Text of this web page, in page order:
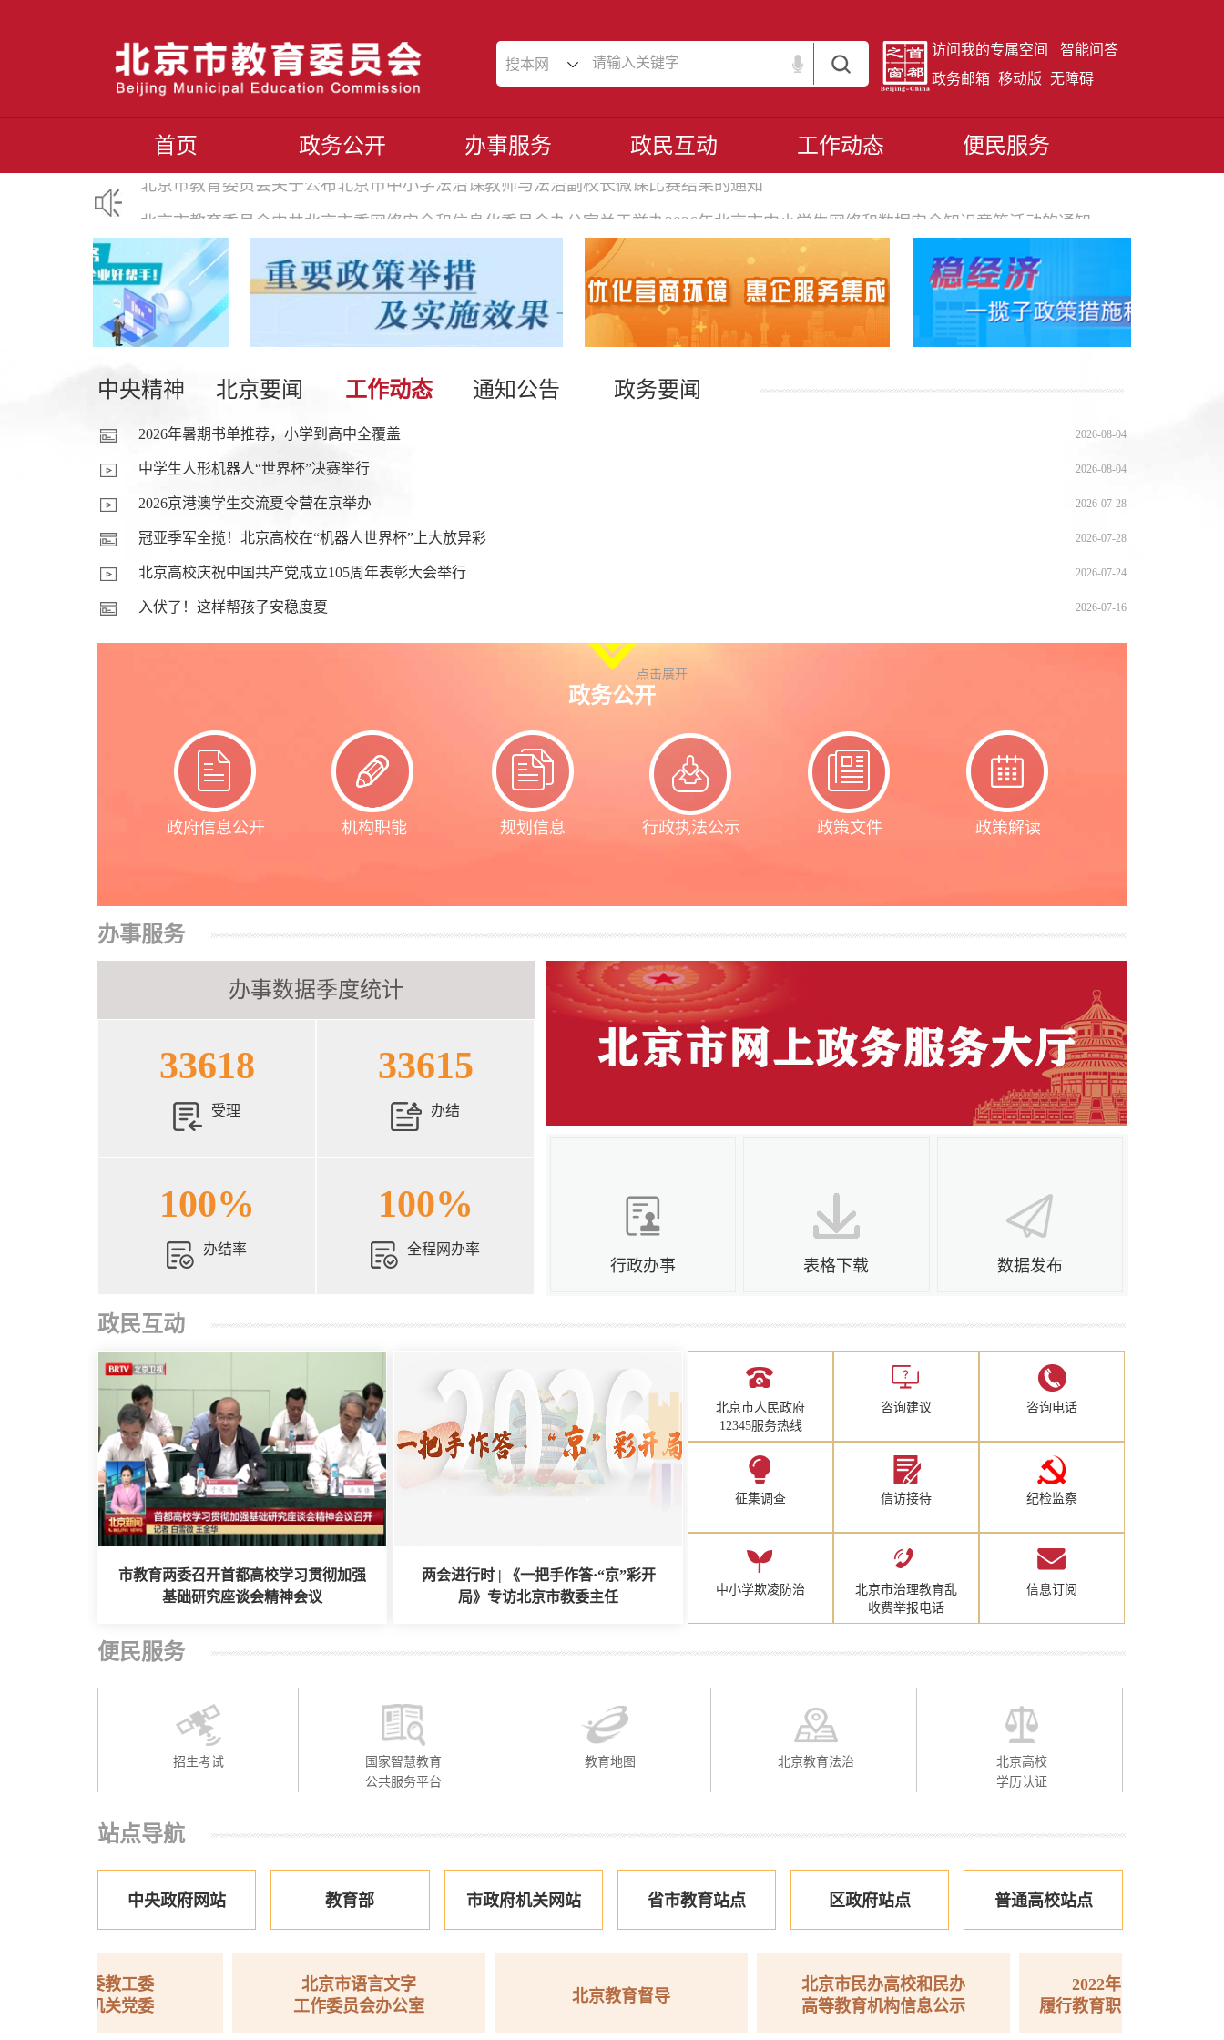
搜本网
访问我的专属空间
智能问答
政务邮箱 移动版 无障碍
首页 政务公开 办事服务 政民互动 工作动态 便民服务
北京市教育委员会关于公布北京市中小学法治课教师与法治副校长微课比赛结果的通知
中央精神 北京要闻 工作动态
2026年暑期书单推荐，小学到高中全覆盖 2026-08-04
中学生人形机器人“世界杯”决赛举行 2026-08-04
2026京港澳学生交流夏令营在京举办 2026-07-28
冠亚季军全揽！北京高校在“机器人世界杯”上大放异彩 2026-07-28
北京高校庆祝中国共产党成立105周年表彰大会举行 2026-07-24
入伏了！这样帮孩子安稳度夏 2026-07-16
通知公告 政务要闻
点击展开
政务公开
政府信息公开 机构职能 规划信息 行政执法公示 政策文件 政策解读
办事服务
办事数据季度统计
33618
受理
33615
办结
100%
办结率
100%
全程网办率
行政办事 表格下载 数据发布
政民互动
市教育两委召开首都高校学习贯彻加强
基础研究座谈会精神会议
两会进行时 | 《一把手作答·“京”彩开
局》专访北京市教委主任
北京市人民政府
12345服务热线
咨询建议 咨询电话
征集调查 信访接待 纪检监察
中小学欺凌防治
北京市治理教育乱
收费举报电话
信息订阅
便民服务
招生考试
国家智慧教育
公共服务平台
教育地图 北京教育法治
北京高校
学历认证
站点导航
中央政府网站 教育部 市政府机关网站 省市教育站点 区政府站点 普通高校站点
北京市语言文字
工作委员会办公室
北京教育督导
北京市民办高校和民办
高等教育机构信息公示
2022年省级人民政府
履行教育职责情况满意度调查